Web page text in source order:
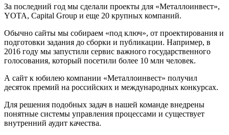
За последний год мы сделали проекты для «Металлоинвест»,
YOTA, Capital Group и еще 20 крупных компаний.
Обычно сайты мы собираем «под ключ», от проектирования и
подготовки задания до сборки и публикации. Например, в
2016 году мы запустили сервис важного государственного
голосования, который посетили более 10 млн человек.
А сайт к юбилею компании «Металлоинвест» получил
десяток премий на российских и международных конкурсах.
Для решения подобных задач в нашей команде внедрены
понятные системы управления процессами и существует
внутренний аудит качества.